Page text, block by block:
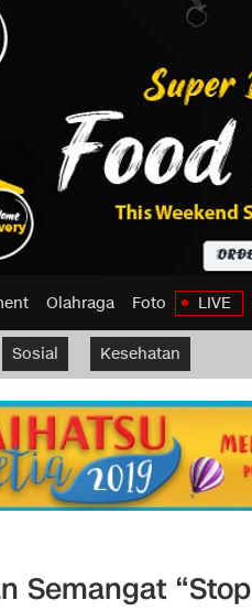
Olahraga Foto LIVE
Sosial Kesehatan
Semangat “Stop